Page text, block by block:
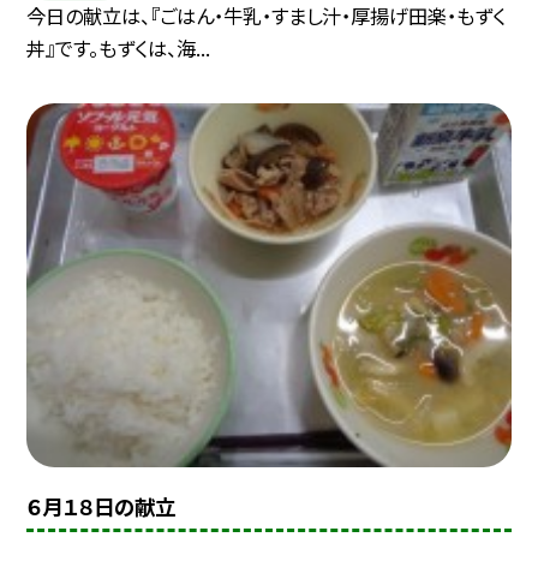
今日の献立は、『ごはん・牛乳・すまし汁・厚揚げ田楽・もずく
丼』です。もずくは、海...
６月１８日の献立